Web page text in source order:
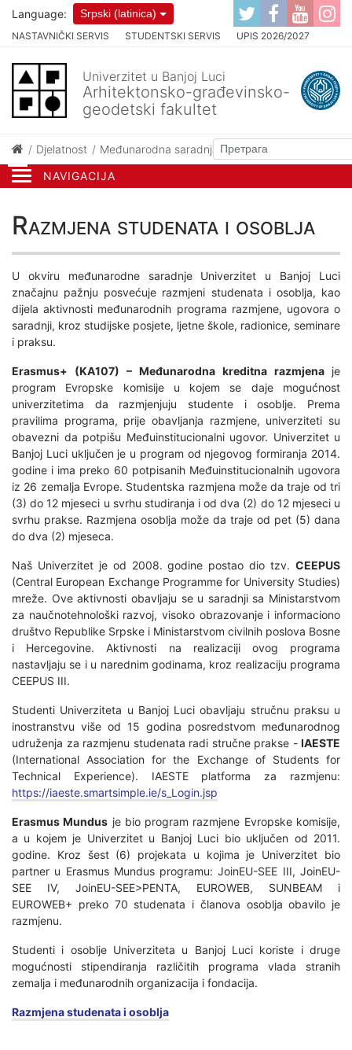
NAVIGACIJA
NASTAVNIČKI SERVIS STUDENTSKI SERVIS UPIS 2026/2027
Language: Srpski (latinica)
Univerzitet u Banjoj Luci
Arhitektonsko-građevinsko-
geodetski fakultet
Djelatnost Međunarodna saradnja Razmjena studenata i
Razmjena studenata i osoblja
U okviru međunarodne saradnje Univerzitet u Banjoj Luci
značajnu pažnju posvećuje razmjeni studenata i osoblja, kao
dijela aktivnosti međunarodnih programa razmjene, ugovora o
saradnji, kroz studijske posjete, ljetne škole, radionice, seminare
i praksu.
Erasmus+ (KA107) – Međunarodna kreditna razmjena je
program Evropske komisije u kojem se daje mogućnost
univerzitetima da razmjenjuju studente i osoblje. Prema
pravilima programa, prije obavljanja razmjene, univerziteti su
obavezni da potpišu Međuinstitucionalni ugovor. Univerzitet u
Banjoj Luci uključen je u program od njegovog formiranja 2014.
godine i ima preko 60 potpisanih Međuinstitucionalnih ugovora
iz 26 zemalja Evrope. Studentska razmjena može da traje od tri
(3) do 12 mjeseci u svrhu studiranja i od dva (2) do 12 mjeseci u
svrhu prakse. Razmjena osoblja može da traje od pet (5) dana
do dva (2) mjeseca.
Naš Univerzitet je od 2008. godine postao dio tzv. CEEPUS
(Central European Exchange Programme for University Studies)
mreže. Ove aktivnosti obavljaju se u saradnji sa Ministarstvom
za naučnotehnološki razvoj, visoko obrazovanje i informaciono
društvo Republike Srpske i Ministarstvom civilnih poslova Bosne
i Hercegovine. Aktivnosti na realizaciji ovog programa
nastavljaju se i u narednim godinama, kroz realizaciju programa
CEEPUS III.
Studenti Univerziteta u Banjoj Luci obavljaju stručnu praksu u
inostranstvu više od 15 godina posredstvom međunarodnog
udruženja za razmjenu studenata radi stručne prakse - IAESTE
(International Association for the Exchange of Students for
Technical Experience). IAESTE platforma za razmjenu:
https://iaeste.smartsimple.ie/s_Login.jsp
Erasmus Mundus je bio program razmjene Evropske komisije,
a u kojem je Univerzitet u Banjoj Luci bio uključen od 2011.
godine. Kroz šest (6) projekata u kojima je Univerzitet bio
partner u Erasmus Mundus programu: JoinEU-SEE III, JoinEU-
SEE IV, JoinEU-SEE>PENTA, EUROWEB, SUNBEAM i
EUROWEB+ preko 70 studenata i članova osoblja obavilo je
razmjenu.
Studenti i osoblje Univerziteta u Banjoj Luci koriste i druge
mogućnosti stipendiranja različitih programa vlada stranih
zemalja i međunarodnih organizacija i fondacija.
Razmjena studenata i osoblja